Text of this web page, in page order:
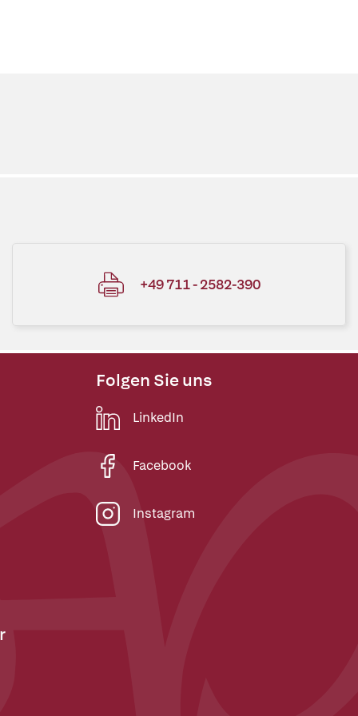
+49 711 - 2582-390
Folgen Sie uns
LinkedIn
Facebook
Instagram